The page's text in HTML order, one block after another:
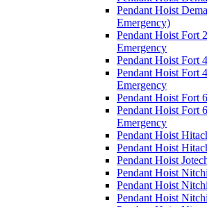
Pendant Hoist
Emergency)
Pendant Hoist Fort
Emergency
Pendant Hoist Fort
Pendant Hoist Fort
Emergency
Pendant Hoist Fort
Pendant Hoist Fort
Emergency
Pendant Hoist
Pendant Hoist
Pendant Hoist
Pendant Hoist
Pendant Hoist
Pendant Hoist